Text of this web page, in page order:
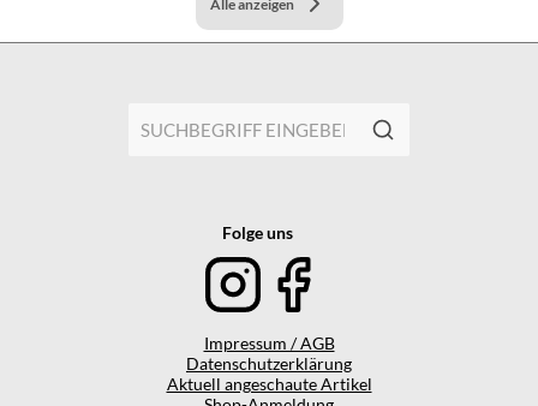
Alle anzeigen
Folge uns
Impressum / AGB
Datenschutzerklärung
Aktuell angeschaute Artikel